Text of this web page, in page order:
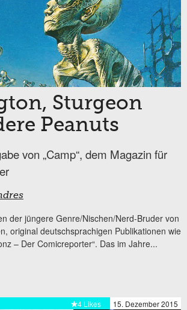
Sturgeon
Peanuts
von „Camp“, dem Magazin für
der jüngere Genre/Nischen/Nerd-Bruder von
original deutschsprachigen Publikationen wie
– Der Comicreporter“. Das im Jahre...
15. Dezember 2015
4 Likes